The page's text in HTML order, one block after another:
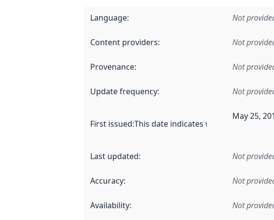
Language: Not
Content providers: Not
Provenance: Not
Update frequency: Not
First issued:This date indicates when the data in
May 25,
Last updated: Not
Accuracy: Not
Availability: Not